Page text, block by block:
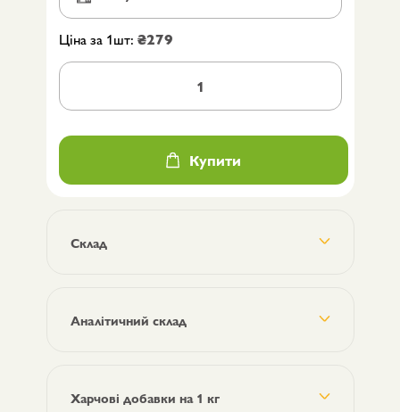
Ціна за 1шт: ₴279
Сухий
для
йоркширських
тер'єрів
Brit
Mini
Купити
Склад
Аналітичний склад
Харчові добавки на 1 кг